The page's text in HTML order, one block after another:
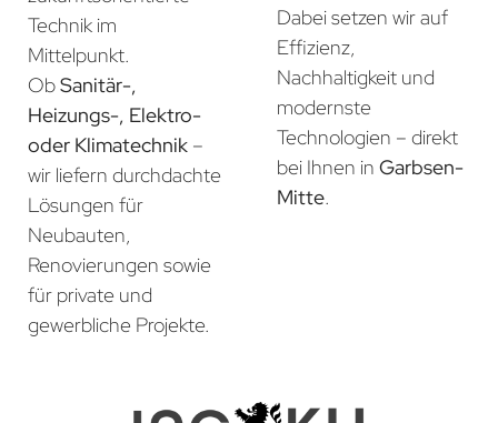
Technik im
Mittelpunkt.
ObSanitär-,
Heizungs-, Elektro-
oder Klimatechnik –
wir liefern durchdachte
Lösungen für
Neubauten,
Renovierungen sowie
für private und
gewerbliche Projekte.
Dabei setzen wir auf
Effizienz,
Nachhaltigkeit und
modernste
Technologien – direkt
bei Ihnen in Garbsen-
Mitte.